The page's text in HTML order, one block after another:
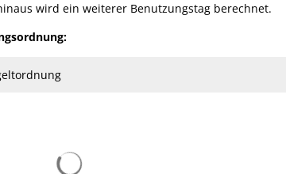
wird ein weiterer Benutzungstag berechnet.